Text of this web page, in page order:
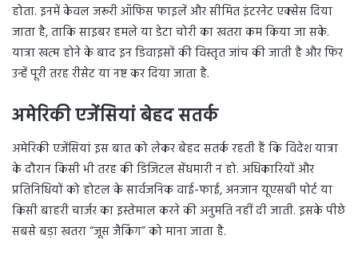
होता. इनमें केवल जरूरी ऑफिस फाइलें और सीमित इंटरनेट एक्सेस दिया
जाता है, ताकि साइबर हमले या डेटा चोरी का खतरा कम किया जा सके.
यात्रा खत्म होने के बाद इन डिवाइसों की विस्तृत जांच की जाती है और फिर
उन्हें पूरी तरह रीसेट या नष्ट कर दिया जाता है.
अमेरिकी एजेंसियां बेहद सतर्क
अमेरिकी एजेंसियां इस बात को लेकर बेहद सतर्क रहती हैं कि विदेश यात्रा
के दौरान किसी भी तरह की डिजिटल सेंधमारी न हो. अधिकारियों और
प्रतिनिधियों को होटल के सार्वजनिक वाई-फाई, अनजान यूएसबी पोर्ट या
किसी बाहरी चार्जर का इस्तेमाल करने की अनुमति नहीं दी जाती. इसके पीछे
सबसे बड़ा खतरा “जूस जैकिंग” को माना जाता है.